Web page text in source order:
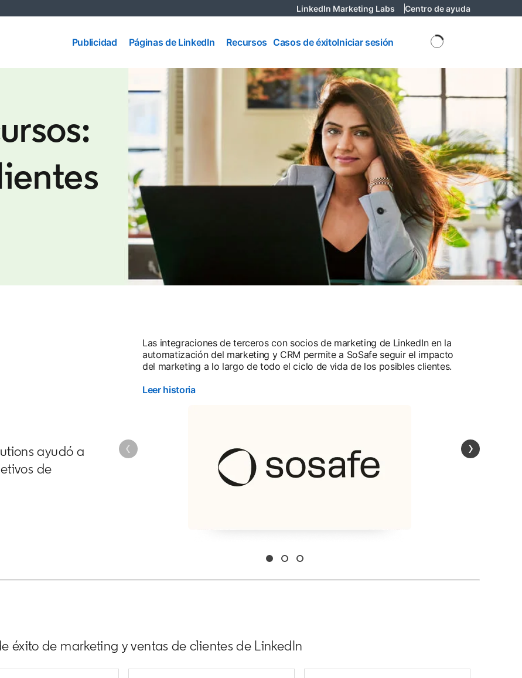
LinkedIn Marketing Labs opens in a new tab
Centro de ayudaopens in a
Publicidad
Publicidad
de
Páginas de LinkedIn Recursos
Recursos Casos de éxitoIniciar sesión
ayudó a
de
Las integraciones de terceros con socios de marketing de LinkedIn en la
automatización del marketing y CRM permite a SoSafe seguir el impacto
del marketing a lo largo de todo el ciclo de vida de los posibles clientes.
Leer historia
éxito de marketing y ventas de clientes de LinkedIn